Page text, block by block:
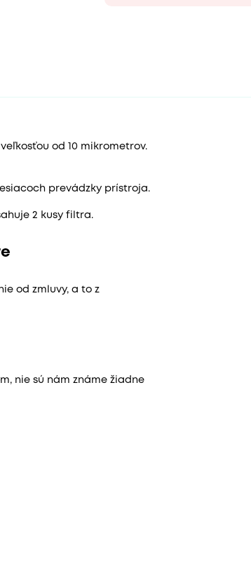
od 10 mikrometrov.
prevádzky prístroja.
2 kusy filtra.
od zmluvy, a to z
nie sú nám známe žiadne